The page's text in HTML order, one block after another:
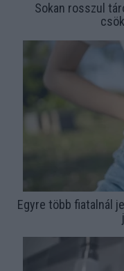
Sokan rosszul
Egyre több fiatalnál